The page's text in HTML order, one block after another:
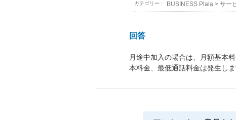
カテゴリー : BUSINESS Plala> サー
回答
月途中加入の場合は、月額基本
本料金、最低通話料金は発生し